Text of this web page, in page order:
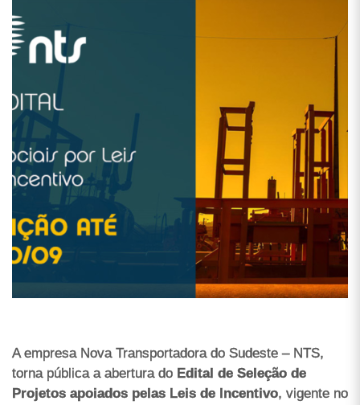
A empresa Nova Transportadora do Sudeste – NTS,
torna pública a abertura do Edital de Seleção de
Projetos apoiados pelas Leis de Incentivo, vigente no